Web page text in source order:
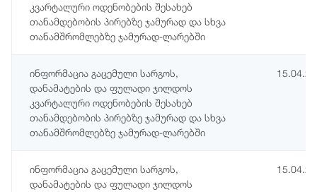
კვარტალური ოდენობების შესახებ
თანამდებობის პირებზე ჯამურად და სხვა
თანამშრომლებზე ჯამურად-ლარებში
ინფორმაცია გაცემული სარგოს,
დანამატების და ფულადი ჯილდოს
კვარტალური ოდენობების შესახებ
თანამდებობის პირებზე ჯამურად და სხვა
თანამშრომლებზე ჯამურად-ლარებში
ინფორმაცია გაცემული სარგოს,
დანამატების და ფულადი ჯილდოს